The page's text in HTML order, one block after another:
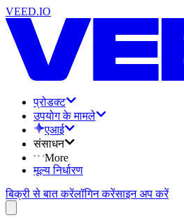
VEED.IO
प्रोडक्ट
उपयोग के मामले
एआई
संसाधन
More
मूल्य निर्धारण
बिक्री से बात करेंलॉगिन करेंसाइन अप करें